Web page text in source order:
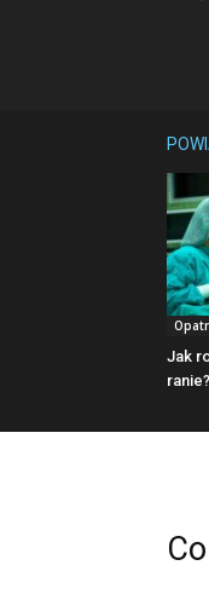
Jak
ranie?